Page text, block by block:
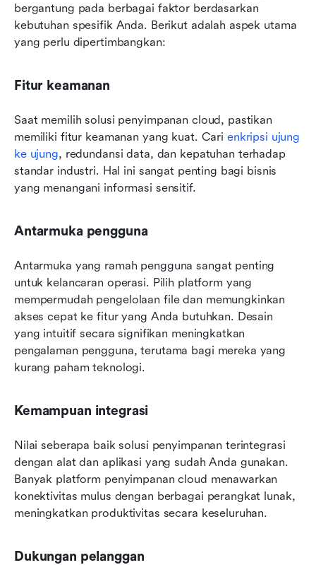
bergantung pada berbagai faktor berdasarkan
kebutuhan spesifik Anda. Berikut adalah aspek utama
yang perlu dipertimbangkan:
Fitur keamanan
Saat memilih solusi penyimpanan cloud, pastikan
memiliki fitur keamanan yang kuat. Cari enkripsi ujung
ke ujung, redundansi data, dan kepatuhan terhadap
standar industri. Hal ini sangat penting bagi bisnis
yang menangani informasi sensitif.
Antarmuka pengguna
Antarmuka yang ramah pengguna sangat penting
untuk kelancaran operasi. Pilih platform yang
mempermudah pengelolaan file dan memungkinkan
akses cepat ke fitur yang Anda butuhkan. Desain
yang intuitif secara signifikan meningkatkan
pengalaman pengguna, terutama bagi mereka yang
kurang paham teknologi.
Kemampuan integrasi
Nilai seberapa baik solusi penyimpanan terintegrasi
dengan alat dan aplikasi yang sudah Anda gunakan.
Banyak platform penyimpanan cloud menawarkan
konektivitas mulus dengan berbagai perangkat lunak,
meningkatkan produktivitas secara keseluruhan.
Dukungan pelanggan